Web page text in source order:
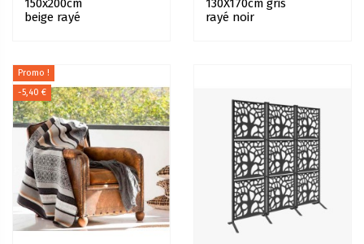
150x200cm
beige rayé
130X170cm gris
rayé noir
Promo !
-5,40 €